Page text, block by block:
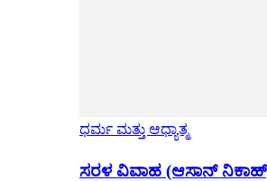
ಧರ್ಮ ಮತ್ತು ಆಧ್ಯಾತ್ಮ
ಸರಳ ವಿವಾಹ (ಆಸಾನ್